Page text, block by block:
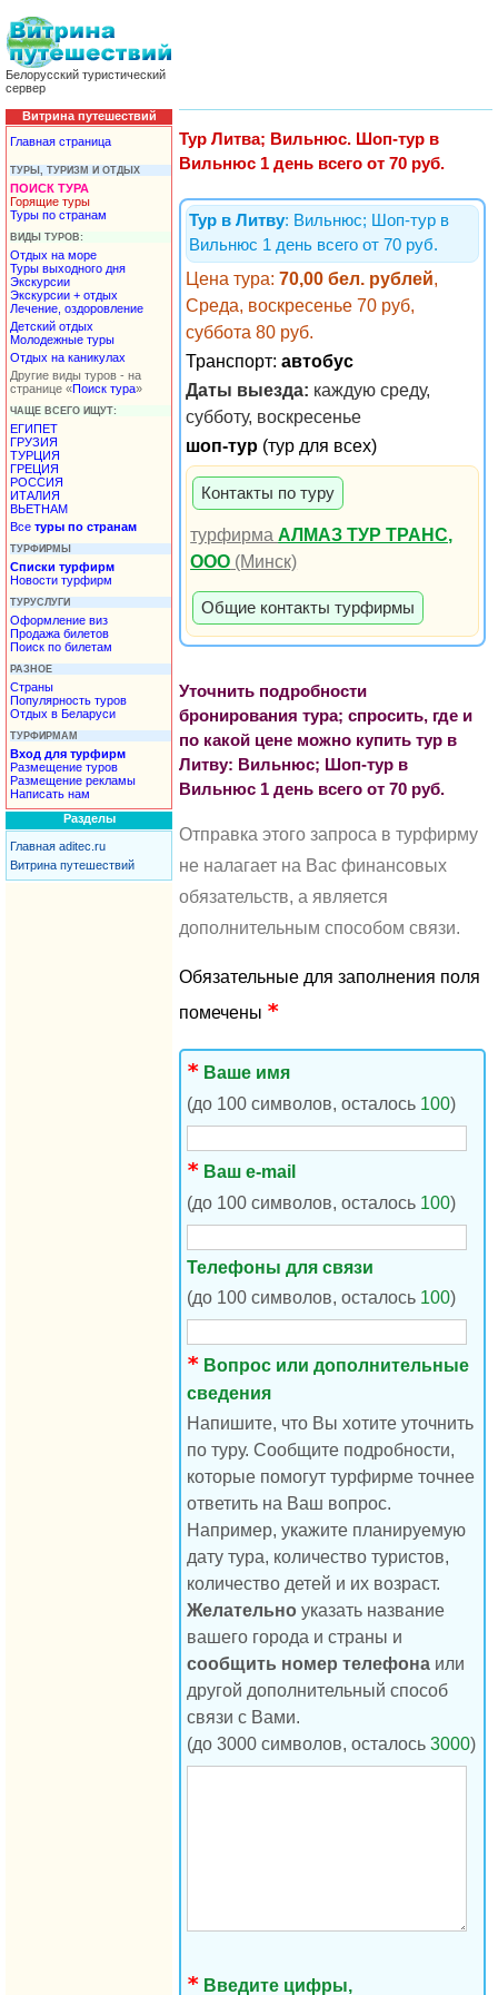
Белорусский туристический
сервер
Витрина путешествий
Главная страница
ТУРЫ, ТУРИЗМ И ОТДЫХ
ПОИСК ТУРА
Горящие туры
Туры по странам
ВИДЫ ТУРОВ:
Отдых на море
Туры выходного дня
Экскурсии
Экскурсии + отдых
Лечение, оздоровление
Детский отдых
Молодежные туры
Отдых на каникулах
Другие виды туров - на
странице «Поиск тура»
ЧАЩЕ ВСЕГО ИЩУТ:
ЕГИПЕТ
ГРУЗИЯ
ТУРЦИЯ
ГРЕЦИЯ
РОССИЯ
ИТАЛИЯ
ВЬЕТНАМ
Все туры по странам
ТУРФИРМЫ
Списки турфирм
Новости турфирм
ТУРУСЛУГИ
Оформление виз
Продажа билетов
Поиск по билетам
РАЗНОЕ
Страны
Популярность туров
Отдых в Беларуси
ТУРФИРМАМ
Вход для турфирм
Размещение туров
Размещение рекламы
Написать нам
Разделы
Главная aditec.ru
Витрина путешествий
Тур Литва; Вильнюс. Шоп-тур в
Вильнюс 1 день всего от 70 руб.
Тур в Литву: Вильнюс; Шоп-тур в
Вильнюс 1 день всего от 70 руб.
Цена тура: 70,00 бел. рублей,
Среда, воскресенье 70 руб,
суббота 80 руб.
Транспорт: автобус
Даты выезда: каждую среду,
субботу, воскресенье
шоп-тур (тур для всех)
Контакты по туру
турфирмаАЛМАЗ ТУР ТРАНС,
ООО (Минск)
Общие контакты турфирмы
Уточнить подробности
бронирования тура; спросить, где и
по какой цене можно купить тур в
Литву: Вильнюс; Шоп-тур в
Вильнюс 1 день всего от 70 руб.
Отправка этого запроса в турфирму
не налагает на Вас финансовых
обязательств, а является
дополнительным способом связи.
Обязательные для заполнения поля
помечены
Ваше имя
(до 100 символов, осталось 100)
Ваш e-mail
(до 100 символов, осталось 100)
Телефоны для связи
(до 100 символов, осталось 100)
Вопрос или дополнительные
сведения
Напишите, что Вы хотите уточнить
по туру. Сообщите подробности,
которые помогут турфирме точнее
ответить на Ваш вопрос.
Например, укажите планируемую
дату тура, количество туристов,
количество детей и их возраст.
Желательно указать название
вашего города и страны и
сообщить номер телефона или
другой дополнительный способ
связи с Вами.
(до 3000 символов, осталось 3000)
Введите цифры,